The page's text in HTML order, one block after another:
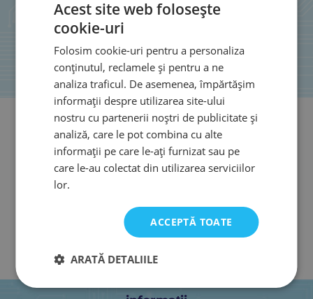
Acest site web folosește
cookie-uri
Folosim cookie-uri pentru a personaliza
conținutul, reclamele și pentru a ne
analiza traficul. De asemenea, împărtășim
informații despre utilizarea site-ului
nostru cu partenerii noștri de publicitate și
analiză, care le pot combina cu alte
informații pe care le-ați furnizat sau pe
care le-au colectat din utilizarea serviciilor
lor.
ACCEPTĂ TOATE
ARATĂ DETALIILE